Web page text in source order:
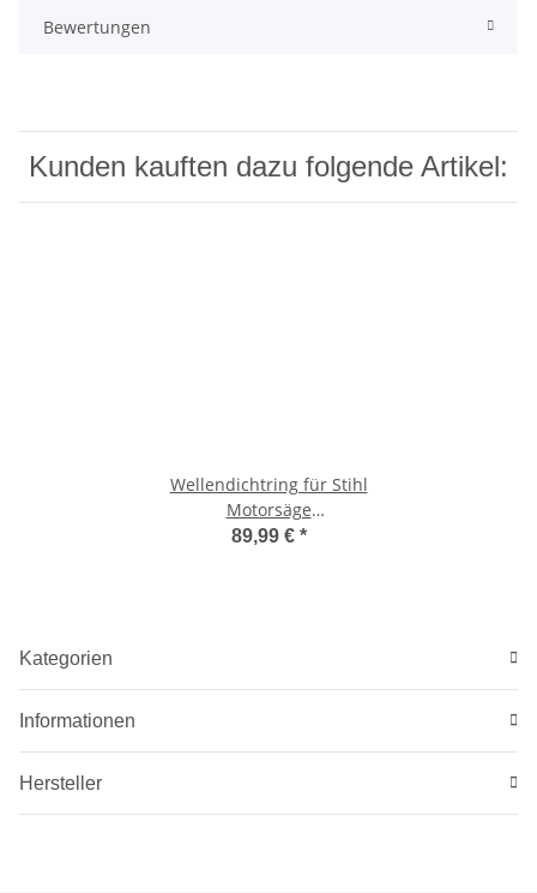
Bewertungen
Kunden kauften dazu folgende Artikel:
Wellendichtring für Stihl
Motorsäge
031/030/032/028/038 -
89,99 € *
Kategorien
Informationen
Hersteller